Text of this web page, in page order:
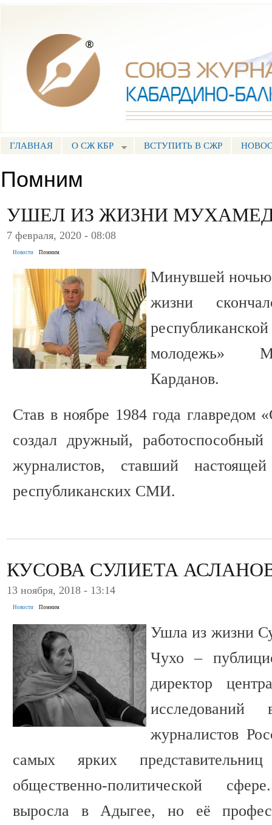
ГЛАВНОЕ МЕНЮ
ГЛАВНАЯ О СЖ КБР ВСТУПИТЬ В СЖР
Помним
УШЕЛ ИЗ ЖИЗНИ
7 февраля, 2020 - 08:08
Новости Помним
Минувшей ночью
жизни
молодежь»
Карданов.
Став в ноябре 1984 года главредом
создал дружный, работоспособный
журналистов, ставший
республиканских СМИ.
КУСОВА СУЛИЕТА
13 ноября, 2018 - 13:14
Новости Помним
Ушла из жизни
Чухо –
директор
журналистов
самых ярких
общественно-политической
выросла в Адыгее, но её